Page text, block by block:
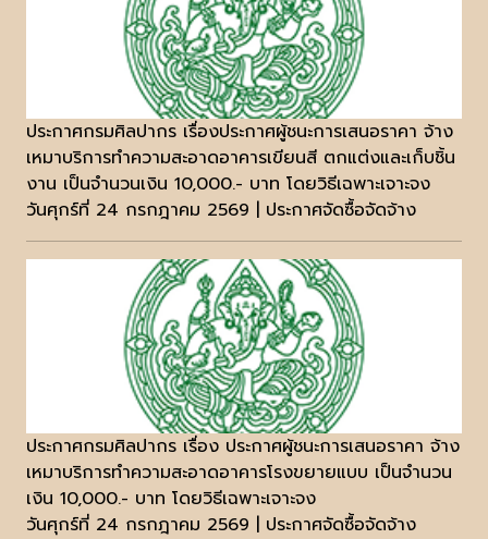
ประกาศกรมศิลปากร เรื่องประกาศผู้ชนะการเสนอราคา จ้าง
เหมาบริการทำความสะอาดอาคารเขียนสี ตกแต่งและเก็บชิ้น
งาน เป็นจำนวนเงิน 10,000.- บาท โดยวิธีเฉพาะเจาะจง
วันศุกร์ที่ 24 กรกฎาคม 2569 | ประกาศจัดซื้อจัดจ้าง
ประกาศกรมศิลปากร เรื่อง ประกาศผู้ชนะการเสนอราคา จ้าง
เหมาบริการทำความสะอาดอาคารโรงขยายแบบ เป็นจำนวน
เงิน 10,000.- บาท โดยวิธีเฉพาะเจาะจง
วันศุกร์ที่ 24 กรกฎาคม 2569 | ประกาศจัดซื้อจัดจ้าง